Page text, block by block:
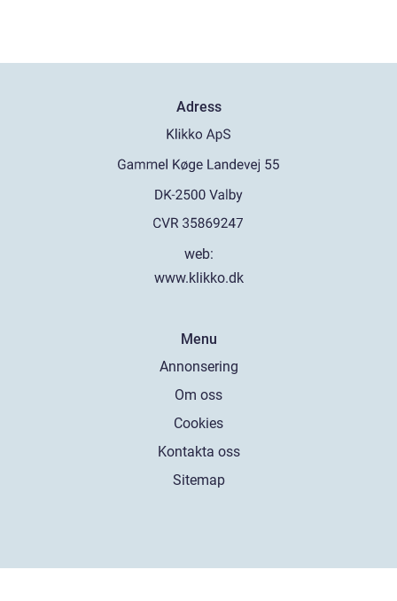
Adress
web:
www.klikko.dk
Menu
Annonsering
Om oss
Cookies
Kontakta oss
Sitemap